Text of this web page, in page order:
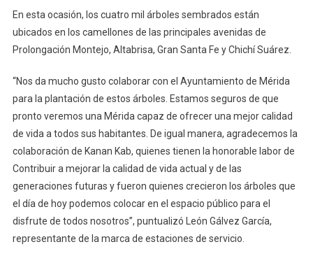
Mérida
En esta ocasión, los cuatro mil árboles sembrados están
ubicados en los camellones de las principales avenidas de
Prolongación Montejo, Altabrisa, Gran Santa Fe y Chichí Suárez.
“Nos da mucho gusto colaborar con el Ayuntamiento de Mérida
para la plantación de estos árboles. Estamos seguros de que
pronto veremos una Mérida capaz de ofrecer una mejor calidad
de vida a todos sus habitantes. De igual manera, agradecemos la
colaboración de Kanan Kab, quienes tienen la honorable labor de
Contribuir a mejorar la calidad de vida actual y de las
generaciones futuras y fueron quienes crecieron los árboles que
el día de hoy podemos colocar en el espacio público para el
disfrute de todos nosotros”, puntualizó León Gálvez García,
representante de la marca de estaciones de servicio.